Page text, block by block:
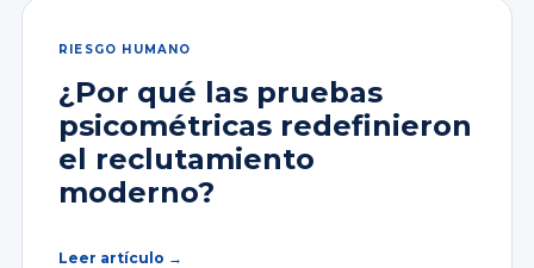
RIESGO HUMANO
¿Por qué las pruebas
psicométricas redefinieron
el reclutamiento
moderno?
Leer artículo →